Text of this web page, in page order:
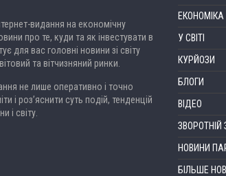
видання на економічну
про те, куди та як інвестувати в
для вас головні новини зі світу
та вітчизняний ринки.
не лише оперативно і точно
і роз’яснити суть подій, тенденцій
і світу.
ЕКОНОМІКА
У СВІТІ
КУРЙОЗИ
БЛОГИ
ВІДЕО
ЗВОРОТНІЙ
НОВИНИ
БІЛЬШЕ